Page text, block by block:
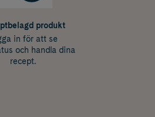
produkt
in för att se
och handla dina
recept.